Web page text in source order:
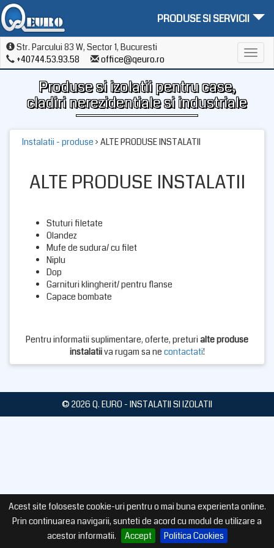
Acest site foloseste cookie-uri pentru o mai buna experienta online.
Prin continuarea navigarii, sunteti de acord cu modul de utilizare a
acestor informatii.
Accept Politica Cookies
Str. Parcului 83 W, Sector 1, Bucuresti
+40744.53.93.58
office@qeuro.ro
PRODUSE SI SERVICII
Produse si izolatii pentru case,
cladiri nerezidentiale si industriale
Instalatii - produse › ALTE PRODUSE INSTALATII
ALTE PRODUSE INSTALATII
Stuturi filetate
Olandez
Mufe de sudura/ cu filet
Niplu
Dop
Garnituri klingherit/ pentru flanse
Capace bombate
Pentru informatii suplimentare, oferte, preturi alte produse
instalatiiva rugam sa ne contactati!
© 2026 Q. EURO - INSTALATII SI IZOLATII